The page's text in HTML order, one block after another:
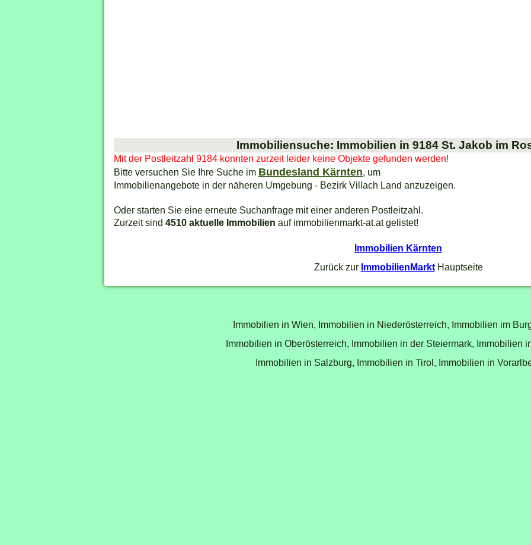
Immobiliensuche: Immobilien in 9184 St. Jakob im
Mit der Postleitzahl 9184 konnten zurzeit leider keine Objekte gefunden werden!
Bitte versuchen Sie Ihre Suche im Bundesland Kärnten, um
Immobilienangebote in der näheren Umgebung - Bezirk Villach Land anzuzeigen.
Oder starten Sie eine erneute Suchanfrage mit einer anderen Postleitzahl.
Zurzeit sind 4510 aktuelle Immobilien auf immobilienmarkt-at.at gelistet!
Immobilien Kärnten
Zurück zur ImmobilienMarktHauptseite
Immobilien in Wien, Immobilien in Niederösterreich, Immobilien im
Immobilien in Oberösterreich, Immobilien in der Steiermark, Immobilien
Immobilien in Salzburg, Immobilien in Tirol, Immobilien in